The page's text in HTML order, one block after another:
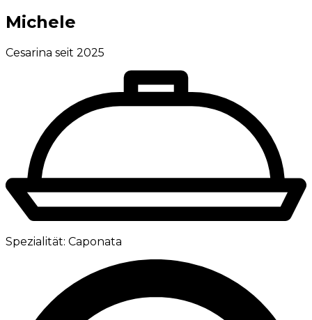
Michele
Cesarina seit 2025
Spezialität: Caponata